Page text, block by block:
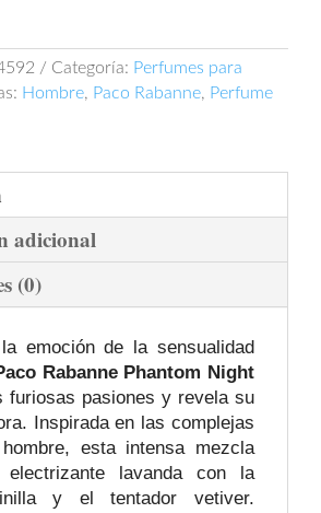
Categoría: Perfumes para
Hombre, Paco Rabanne, Perfume
adicional
(0)
emoción de la sensualidad
Rabanne Phantom Night
furiosas pasiones y revela su
Inspirada en las complejas
esta intensa mezcla
electrizante lavanda con la
y el tentador vetiver.